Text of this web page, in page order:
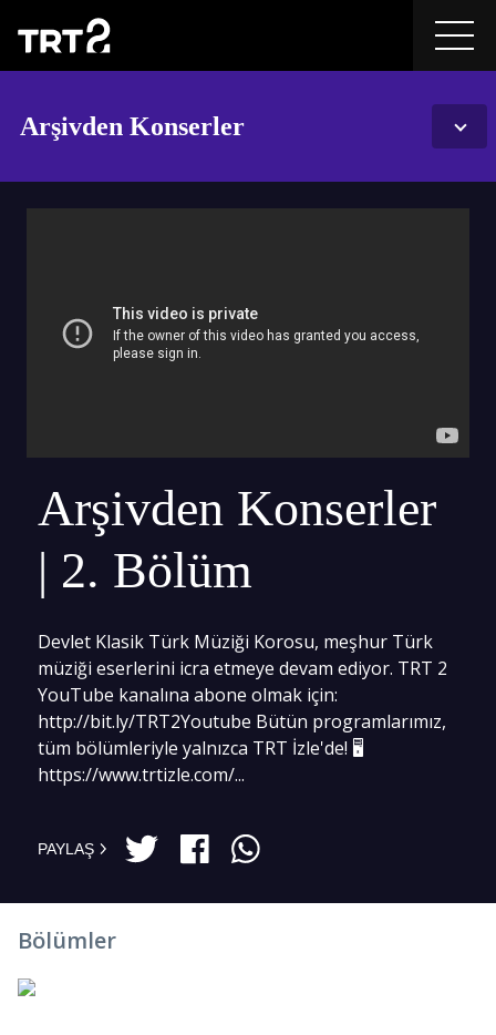
Arşivden Konserler
Arşivden Konserler
| 2. Bölüm
Devlet Klasik Türk Müziği Korosu, meşhur Türk
müziği eserlerini icra etmeye devam ediyor. TRT 2
YouTube kanalına abone olmak için:
http://bit.ly/TRT2Youtube Bütün programlarımız,
tüm bölümleriyle yalnızca TRT İzle'de! 🖥
https://www.trtizle.com/...
PAYLAŞ
Bölümler